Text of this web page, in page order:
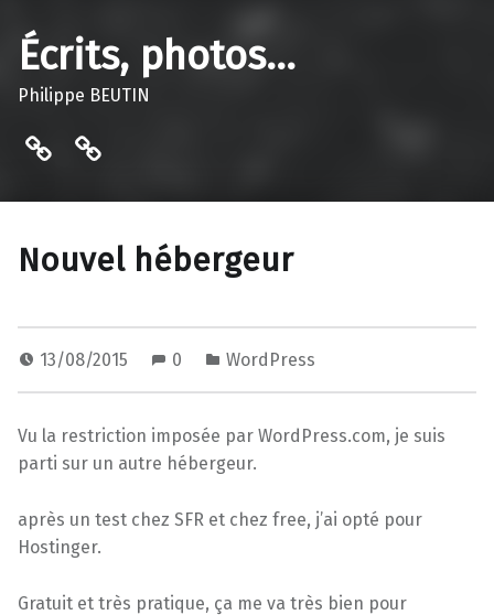
Écrits, photos…
Philippe BEUTIN
Nouvel hébergeur
13/08/2015 0 WordPress
Vu la restriction imposée par WordPress.com, je suis
parti sur un autre hébergeur.
après un test chez SFR et chez free, j’ai opté pour
Hostinger.
Gratuit et très pratique, ça me va très bien pour